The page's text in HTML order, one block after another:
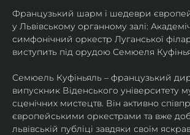
Французький шарм і шедеври
у Львівському органному залі:
симфонічний оркестр Луганської
виступить під орудою Семюеля
Семюель Куфіньяль – французький
випускник Віденського університету
сценічних мистецтв. Він активно
європейськими оркестрами та вже
львівській публіці завдяки своїм